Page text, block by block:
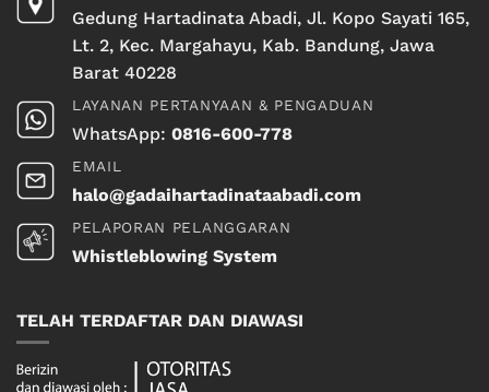
Gedung Hartadinata Abadi, Jl. Kopo Sayati 165,
Lt. 2, Kec. Margahayu, Kab. Bandung, Jawa
Barat 40228
LAYANAN PERTANYAAN & PENGADUAN
WhatsApp: 0816-600-778
EMAIL
halo@gadaihartadinataabadi.com
PELAPORAN PELANGGARAN
Whistleblowing System
TELAH TERDAFTAR DAN DIAWASI